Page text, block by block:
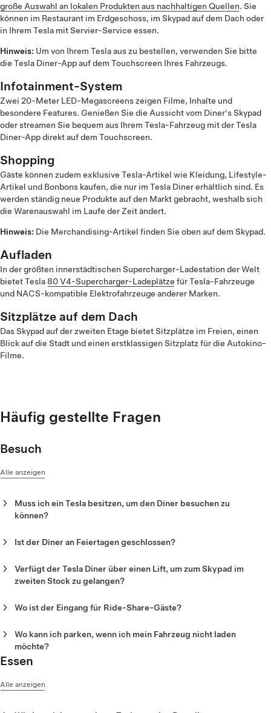
große Auswahl an lokalen Produkten aus nachhaltigen Quellen. Sie
können im Restaurant im Erdgeschoss, im Skypad auf dem Dach oder
in Ihrem Tesla mit Servier-Service essen.
Hinweis: Um von Ihrem Tesla aus zu bestellen, verwenden Sie bitte
die Tesla Diner-App auf dem Touchscreen Ihres Fahrzeugs.
Infotainment-System
Zwei 20-Meter LED-Megascreens zeigen Filme, Inhalte und
besondere Features. Genießen Sie die Aussicht vom Diner's Skypad
oder streamen Sie bequem aus Ihrem Tesla-Fahrzeug mit der Tesla
Diner-App direkt auf dem Touchscreen.
Shopping
Gäste können zudem exklusive Tesla-Artikel wie Kleidung, Lifestyle-
Artikel und Bonbons kaufen, die nur im Tesla Diner erhältlich sind. Es
werden ständig neue Produkte auf den Markt gebracht, weshalb sich
die Warenauswahl im Laufe der Zeit ändert.
Hinweis: Die Merchandising-Artikel finden Sie oben auf dem Skypad.
Aufladen
In der größten innerstädtischen Supercharger-Ladestation der Welt
bietet Tesla80 V4-Supercharger-Ladeplätze für Tesla-Fahrzeuge
und NACS-kompatible Elektrofahrzeuge anderer Marken.
Sitzplätze auf dem Dach
Das Skypad auf der zweiten Etage bietet Sitzplätze im Freien, einen
Blick auf die Stadt und einen erstklassigen Sitzplatz für die Autokino-
Filme.
Häufig gestellte Fragen
Besuch
Alle anzeigen
Muss ich ein Tesla besitzen, um den Diner besuchen zu
können?
Ist der Diner an Feiertagen geschlossen?
ohne Ausnahmen.
Hinweis: Die Öffnungszeiten können sich ändern.
Verfügt der Tesla Diner über einen Lift, um zum Skypad im
zweiten Stock zu gelangen?
Wo ist der Eingang für Ride-Share-Gäste?
ist der N Orange Drive.
Wo kann ich parken, wenn ich mein Fahrzeug nicht laden
möchte?
In der Nähe befinden sich Parkhäuser und Straßenparkplätze.
Essen
Alle anzeigen